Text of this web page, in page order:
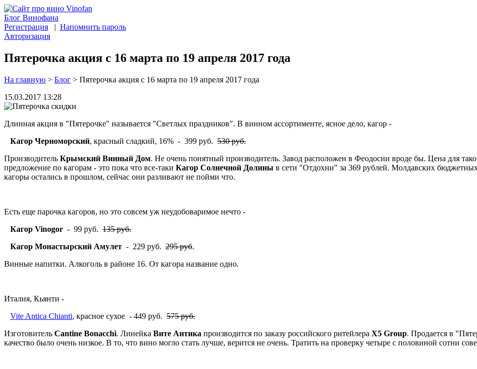
Блог Винофана
Регистрация | Напомнить пароль
Авторизация
Пятерочка акция с 16 марта по 19 апреля 2017 года
На главную > Блог > Пятерочка акция с 16 марта по 19 апреля 2017 года
15.03.2017 13:28
Длинная акция в "Пятерочке" называется "Светлых праздников". В винном ассортименте, ясное дело, кагор -
Кагор Черноморский, красный сладкий, 16% - 399 руб. 530 руб.
Производитель Крымский Винный Дом. Не очень понятный производитель. Завод расположен в Феодосии вроде бы. Цена для
предложение по кагорам - это пока что все-таки Кагор Солнечной Долины в сети "Отдохни" за 369 рублей. Молдавских
кагоры остались в прошлом, сейчас они разливают не пойми что.
Есть еще парочка кагоров, но это совсем уж неудобоваримое нечто -
Кагор Vinogor - 99 руб. 135 руб.
Кагор Монастырский Амулет - 229 руб. 295 руб.
Винные напитки. Алкоголь в районе 16. От кагора название одно.
Италия, Кьянти -
Vite Antica Chianti, красное сухое - 449 руб. 575 руб.
Изготовитель Cantine Bonacchi. Линейка Вите Антика производится по заказу российского ритейлера X5 Group. Продается в
качество было очень низкое. В то, что вино могло стать лучше, верится не очень. Тратить на проверку четыре с половиной сотни